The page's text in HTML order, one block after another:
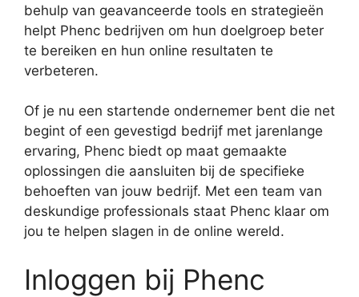
behulp van geavanceerde tools en strategieën
helpt Phenc bedrijven om hun doelgroep beter
te bereiken en hun online resultaten te
verbeteren.
Of je nu een startende ondernemer bent die net
begint of een gevestigd bedrijf met jarenlange
ervaring, Phenc biedt op maat gemaakte
oplossingen die aansluiten bij de specifieke
behoeften van jouw bedrijf. Met een team van
deskundige professionals staat Phenc klaar om
jou te helpen slagen in de online wereld.
Inloggen bij Phenc